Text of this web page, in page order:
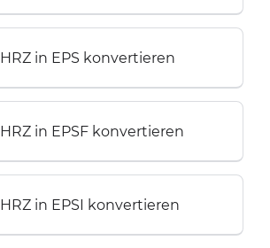
HRZ in EPS konvertieren
HRZ in EPSF konvertieren
HRZ in EPSI konvertieren